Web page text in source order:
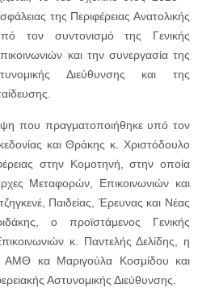
της Περιφέρειας Ανατολικής
τον συντονισμό της Γενικής
και την συνεργασία της
Διεύθυνσης και της
που πραγματοποιήθηκε υπό τον
και Θράκης κ. Χριστόδουλο
στην Κομοτηνή, στην οποία
Μεταφορών, Επικοινωνιών και
Παιδείας, Έρευνας και Νέας
ο προϊστάμενος Γενικής
κ. Παντελής Δελίδης, η
ΑΜΘ κα Μαριγούλα Κοσμίδου και
Αστυνομικής Διεύθυνσης.